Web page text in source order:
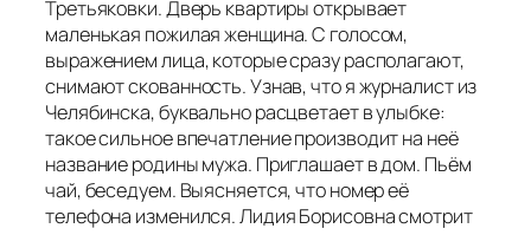
Третьяковки. Дверь квартиры открывает
маленькая пожилая женщина. С голосом,
выражением лица, которые сразу располагают,
снимают скованность. Узнав, что я журналист из
Челябинска, буквально расцветает в улыбке:
такое сильное впечатление производит на неё
название родины мужа. Приглашает в дом. Пьём
чай, беседуем. Выясняется, что номер её
телефона изменился. Лидия Борисовна смотрит